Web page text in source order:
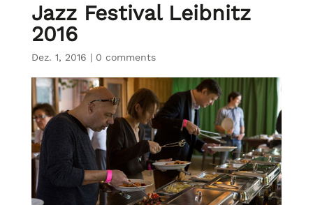
Jazz Festival Leibnitz
2016
Dez. 1, 2016 | 0 comments